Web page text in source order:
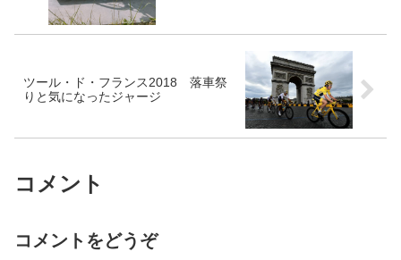
ツール・ド・フランス2018 落車祭
りと気になったジャージ
コメント
コメントをどうぞ